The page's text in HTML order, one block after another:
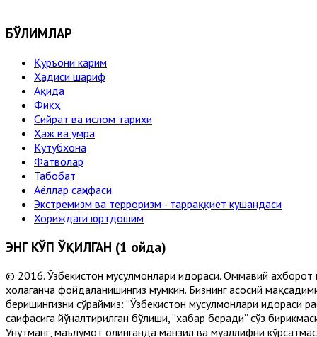
БЎЛИМЛАР
Қуръони карим
Ҳадиси шариф
Ақида
Фиқҳ
Сийрат ва ислом тарихи
Ҳаж ва умра
Кутубхона
Фатволар
Табобат
Аёллар саҳифаси
Экстремизм ва терроризм - тарраққиёт кушандаси
Хориждаги юртдошим
ЭНГ КЎП ЎҚИЛГАН (1 ойда)
© 2016. Ўзбекистон мусулмонлари идораси. Оммавий ахборот
хоҳлаганча фойдаланишингиз мумкин. Бизнинг асосий
беришингизни сўраймиз: “Ўзбекистон мусулмонлари идораси
саҳифасига йўналтирилган бўлиши, “хабар беради” сўз
Унутманг, маълумот олинганда манзил ва муаллифни